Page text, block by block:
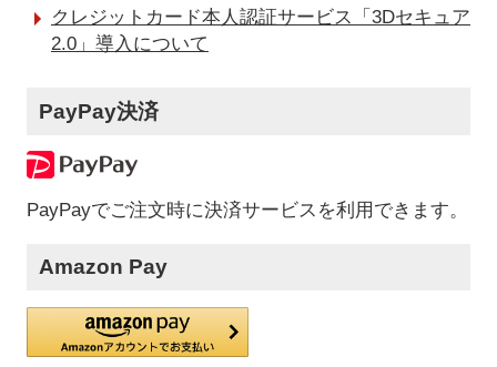
クレジットカード本人認証サービス「3Dセキュア
2.0」導入について
PayPay決済
PayPayでご注文時に決済サービスを利用できます。
Amazon Pay